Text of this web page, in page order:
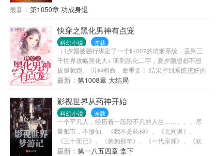
雄篇章。
最新： 第1050章 功成身退
快穿之黑化男神有点宠
科幻小说 连载
（1夕颜被强行绑定了一个叫007的坑爹系统，丢到三
千世界攻略黑化大> 听到黑化二字，夏夕颜想都不想
拔腿就跑。 男神和命，命重要！ 结果掉到系统挖好的
坑，被黑化大 “呼叫007，你家宿主有危险。” “他真
帅，脸俊，身材棒”系统花痴的声音响起。 “……”夏夕
颜。 “女人，我们换个地方探讨一下人生大事。” 黑化
大> “……”夏夕颜。 夏夕颜哭得牛肉满面也改变不了被
黑化大>
最新： 第1008章 大结局
影视世界从药神开始
科幻小说 连载
一个平凡人，经历着一段段不凡的人生……、、、尽
量都市，不修仙。《我不是药神》、《无间道》、
《三十而已》、《匆匆那年》、《一代宗师》、《欢
乐颂》…………
最新： 第一八五四章 拿下